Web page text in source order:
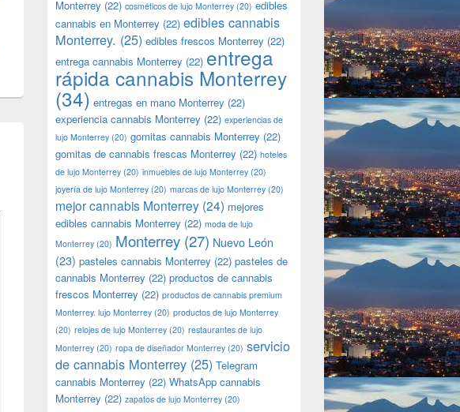
Monterrey (22) cosméticos de lujo Monterrey (20) edibles
cannabis en Monterrey (22) edibles cannabis
Monterrey. (25) edibles frescos Monterrey (22)
entrega cannabis Monterrey (22) entrega
rápida cannabis Monterrey
(34) entregas en mano Monterrey (22)
experiencia cannabis Monterrey (22) experiencias de
lujo Monterrey (20) gomitas cannabis Monterrey (22)
gomitas de cannabis frescas Monterrey (22) hoteles
de lujo Monterrey (20) inmuebles de lujo Monterrey (20)
joyería de lujo Monterrey (20) marcas de lujo Monterrey (20)
mejor cannabis Monterrey (24) mejores
edibles cannabis Monterrey (22) moda de lujo
Monterrey (20) Monterrey (27) Nuevo León
(23) pasteles cannabis Monterrey (22) pasteles de
cannabis Monterrey (22) productos de cannabis
frescos Monterrey (22) productos de cannabis premium
Monterrey. lujo Monterrey (20) productos de lujo Monterrey
(20) relojes de lujo Monterrey (20) restaurantes de lujo
Monterrey (20) ropa de diseñador Monterrey (20) servicio
de cannabis Monterrey (25) Telegram
cannabis Monterrey (22) WhatsApp cannabis
Monterrey (22) zapatos de lujo Monterrey (20)